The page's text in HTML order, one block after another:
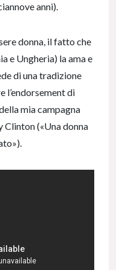
anni).
donna, il fatto che
e Ungheria) la ama e
di una tradizione
l’endorsement di
mia campagna
(«Una donna